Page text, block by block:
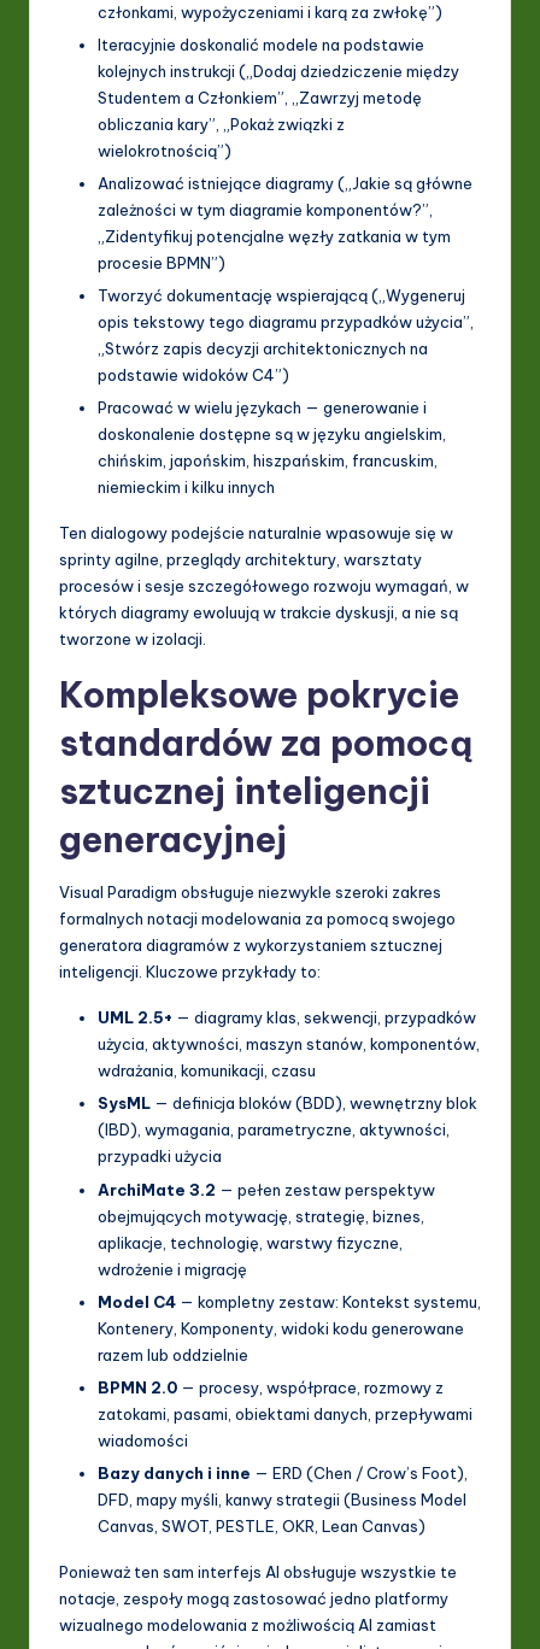
członkami, wypożyczeniami i karą za zwłokę”)
Iteracyjnie doskonalić modele na podstawie
kolejnych instrukcji („Dodaj dziedziczenie między
Studentem a Członkiem”, „Zawrzyj metodę
obliczania kary”, „Pokaż związki z
wielokrotnością”)
Analizować istniejące diagramy („Jakie są główne
zależności w tym diagramie komponentów?”,
„Zidentyfikuj potencjalne węzły zatkania w tym
procesie BPMN”)
Tworzyć dokumentację wspierającą („Wygeneruj
opis tekstowy tego diagramu przypadków użycia”,
„Stwórz zapis decyzji architektonicznych na
podstawie widoków C4”)
Pracować w wielu językach — generowanie i
doskonalenie dostępne są w języku angielskim,
chińskim, japońskim, hiszpańskim, francuskim,
niemieckim i kilku innych
Ten dialogowy podejście naturalnie wpasowuje się w
sprinty agilne, przeglądy architektury, warsztaty
procesów i sesje szczegółowego rozwoju wymagań, w
których diagramy ewoluują w trakcie dyskusji, a nie są
tworzone w izolacji.
Kompleksowe pokrycie
standardów za pomocą
sztucznej inteligencji
generacyjnej
Visual Paradigm obsługuje niezwykle szeroki zakres
formalnych notacji modelowania za pomocą swojego
generatora diagramów z wykorzystaniem sztucznej
inteligencji. Kluczowe przykłady to:
UML 2.5+ — diagramy klas, sekwencji, przypadków
użycia, aktywności, maszyn stanów, komponentów,
wdrażania, komunikacji, czasu
SysML — definicja bloków (BDD), wewnętrzny blok
(IBD), wymagania, parametryczne, aktywności,
przypadki użycia
ArchiMate 3.2 — pełen zestaw perspektyw
obejmujących motywację, strategię, biznes,
aplikacje, technologię, warstwy fizyczne,
wdrożenie i migrację
Model C4 — kompletny zestaw: Kontekst systemu,
Kontenery, Komponenty, widoki kodu generowane
razem lub oddzielnie
BPMN 2.0 — procesy, współprace, rozmowy z
zatokami, pasami, obiektami danych, przepływami
wiadomości
Bazy danych i inne — ERD (Chen / Crow’s Foot),
DFD, mapy myśli, kanwy strategii (Business Model
Canvas, SWOT, PESTLE, OKR, Lean Canvas)
Ponieważ ten sam interfejs AI obsługuje wszystkie te
notacje, zespoły mogą zastosować jedno platformy
wizualnego modelowania z możliwością AI zamiast